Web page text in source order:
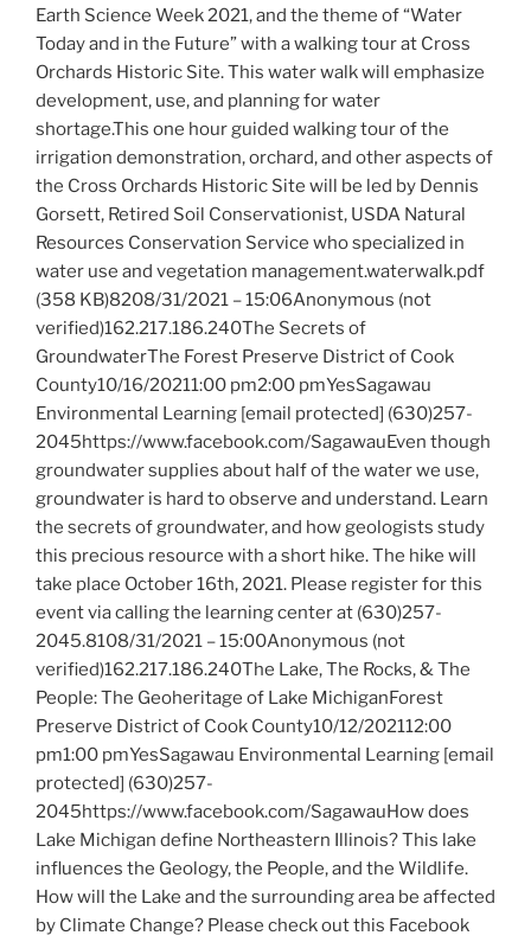
Earth Science Week 2021, and the theme of “Water
Today and in the Future” with a walking tour at Cross
Orchards Historic Site. This water walk will emphasize
development, use, and planning for water
shortage.This one hour guided walking tour of the
irrigation demonstration, orchard, and other aspects of
the Cross Orchards Historic Site will be led by Dennis
Gorsett, Retired Soil Conservationist, USDA Natural
Resources Conservation Service who specialized in
water use and vegetation management.waterwalk.pdf
(358 KB)8208/31/2021 – 15:06Anonymous (not
verified)162.217.186.240The Secrets of
GroundwaterThe Forest Preserve District of Cook
County10/16/20211:00 pm2:00 pmYesSagawau
Environmental Learning [email protected] (630)257-
2045https://www.facebook.com/SagawauEven though
groundwater supplies about half of the water we use,
groundwater is hard to observe and understand. Learn
the secrets of groundwater, and how geologists study
this precious resource with a short hike. The hike will
take place October 16th, 2021. Please register for this
event via calling the learning center at (630)257-
2045.8108/31/2021 – 15:00Anonymous (not
verified)162.217.186.240The Lake, The Rocks, & The
People: The Geoheritage of Lake MichiganForest
Preserve District of Cook County10/12/202112:00
pm1:00 pmYesSagawau Environmental Learning [email
protected] (630)257-
2045https://www.facebook.com/SagawauHow does
Lake Michigan define Northeastern Illinois? This lake
influences the Geology, the People, and the Wildlife.
How will the Lake and the surrounding area be affected
by Climate Change? Please check out this Facebook